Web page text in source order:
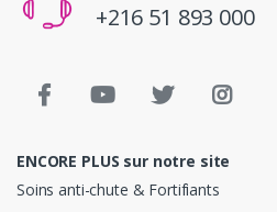
+216 51 893 000
ENCORE PLUS sur notre site
Soins anti-chute & Fortifiants